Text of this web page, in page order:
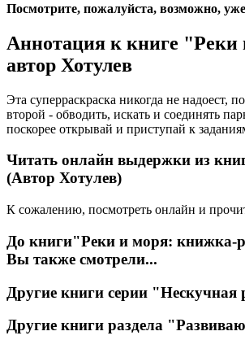
Посмотрите, пожалуйста, возможно,
Аннотация к книге "Реки
автор Хотулев
Эта суперраскраска никогда не надоест,
второй - обводить, искать и соединять
поскорее открывай и приступай к
Читать онлайн выдержки из
(Автор Хотулев)
К сожалению, посмотреть онлайн и
До книги"Реки и моря: книжка-
Вы также смотрели...
Другие книги серии "Нескучная
Другие книги раздела